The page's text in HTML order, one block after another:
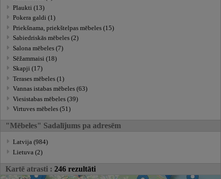
Plaukti (13)
Pokera galdi (1)
Priekšnama, priekštelpas mēbeles (15)
Sabiedriskās mēbeles (2)
Salona mēbeles (7)
Sēžammaisi (18)
Skapji (17)
Terases mēbeles (1)
Vannas istabas mēbeles (63)
Viesistabas mēbeles (39)
Virtuves mēbeles (51)
"Mēbeles" Sadalījums pa adresēm
Latvija (984)
Lietuva (2)
Kartē atrasti : 246 rezultāti